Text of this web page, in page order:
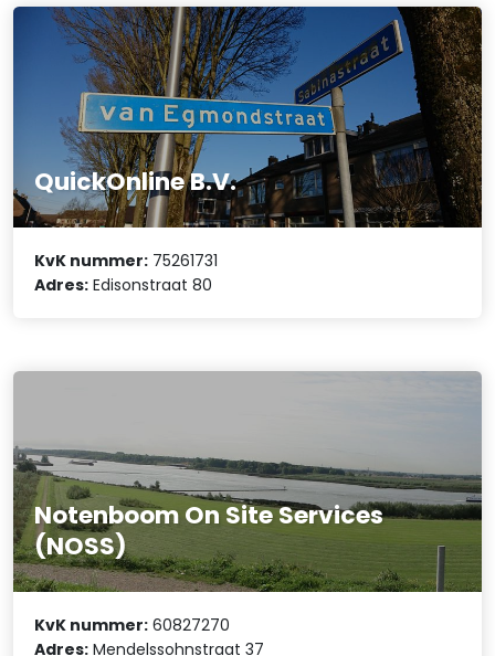
QuickOnline B.V.
KvK nummer: 75261731
Adres: Edisonstraat 80
Notenboom On Site Services
(NOSS)
KvK nummer: 60827270
Adres: Mendelssohnstraat 37